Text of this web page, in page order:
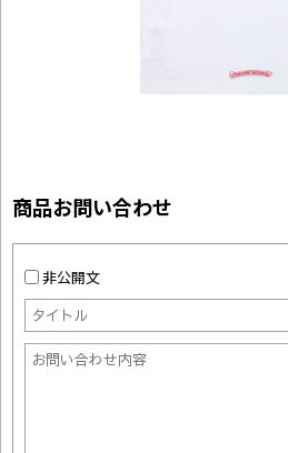
商品お問い合わせ
非公開文